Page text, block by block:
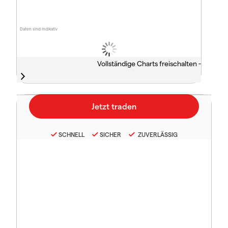
Daten sind indikativ
Vollständige Charts freischalten -
SCHNELL SICHER ZUVERLÄSSIG